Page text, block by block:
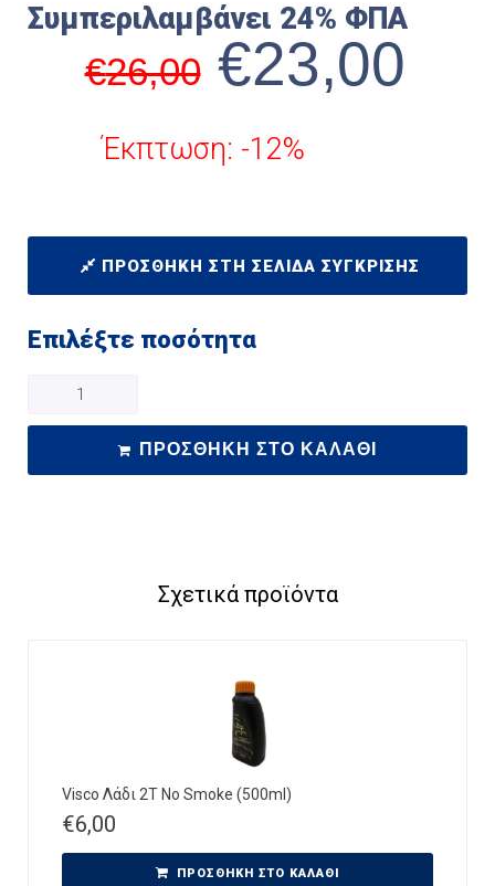
Συμπεριλαμβάνει 24% ΦΠΑ
€26,00 €23,00
Έκπτωση: -12%
ΠΡΟΣΘΉΚΗ ΣΤΗ ΣΕΛΊΔΑ ΣΎΓΚΡΙΣΗΣ
Επιλέξτε ποσότητα
ΠΡΟΣΘΉΚΗ ΣΤΟ ΚΑΛΆΘΙ
Σχετικά προϊόντα
Visco Λάδι 2Τ No Smoke (500ml)
€6,00
ΠΡΟΣΘΉΚΗ ΣΤΟ ΚΑΛΆΘΙ